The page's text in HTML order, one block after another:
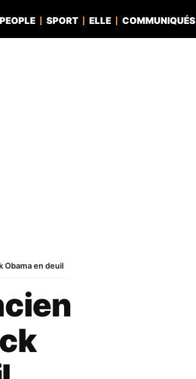
PEOPLE SPORT ELLE COMMUNIQUÉS
Obama en deuil